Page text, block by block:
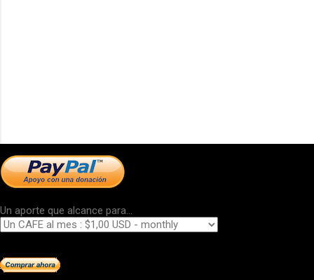
Un aporte que alcance para...